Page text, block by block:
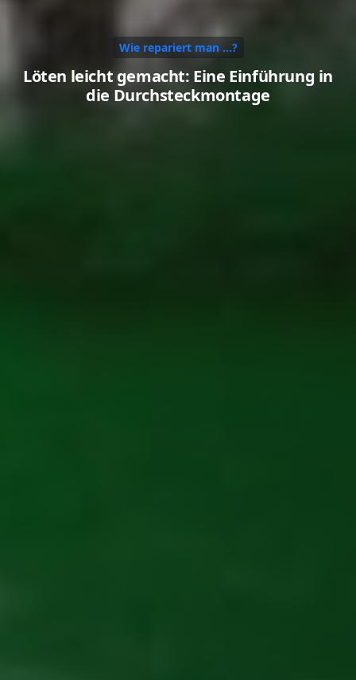
Wie repariert man ...?
Löten leicht gemacht: Eine Einführung in
die Durchsteckmontage